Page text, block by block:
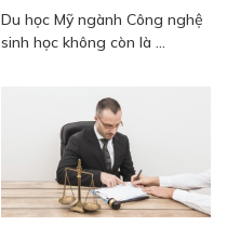
Du học Mỹ ngành Công nghệ
sinh học không còn là ...